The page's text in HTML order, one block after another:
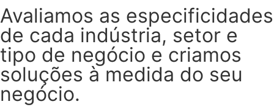
Avaliamos as especificidades
de cada indústria, setor e
tipo de negócio e criamos
soluções à medida do seu
negócio.